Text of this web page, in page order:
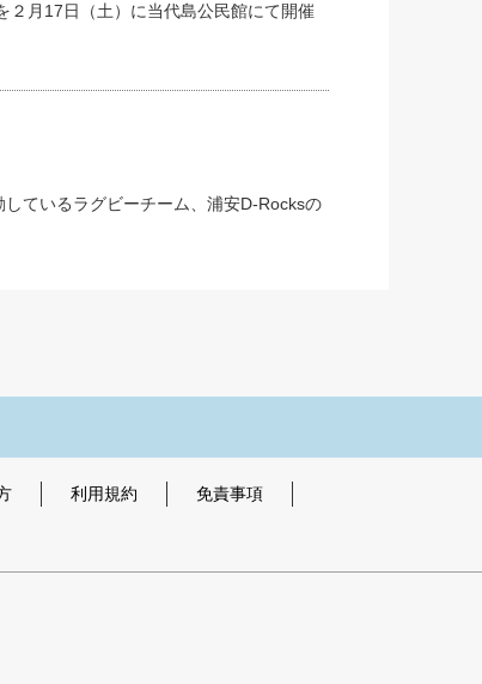
２月17日（土）に当代島公民館にて開催
ているラグビーチーム、浦安D-Rocksの
利用規約 免責事項